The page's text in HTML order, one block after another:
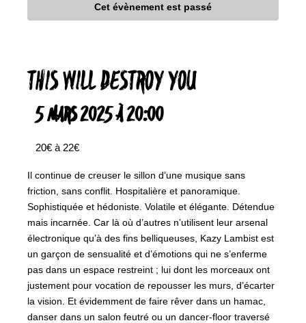
Cet évènement est passé
THIS WILL DESTROY YOU
5 MARS 2025 À 20:00
20€ à 22€
Il continue de creuser le sillon d’une musique sans
friction, sans conflit. Hospitalière et panoramique.
Sophistiquée et hédoniste. Volatile et élégante. Détendue
mais incarnée. Car là où d’autres n’utilisent leur arsenal
électronique qu’à des fins belliqueuses, Kazy Lambist est
un garçon de sensualité et d’émotions qui ne s’enferme
pas dans un espace restreint ; lui dont les morceaux ont
justement pour vocation de repousser les murs, d’écarter
la vision. Et évidemment de faire rêver dans un hamac,
danser dans un salon feutré ou un dancer-floor traversé